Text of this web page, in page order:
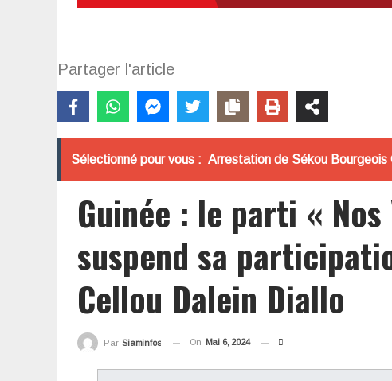
Partager l'article
Sélectionné pour vous : Arrestation de Sékou
Guinée : le parti «
suspend sa
Cellou Dalein Diallo
Par Siaminfos On Mai 6, 2024